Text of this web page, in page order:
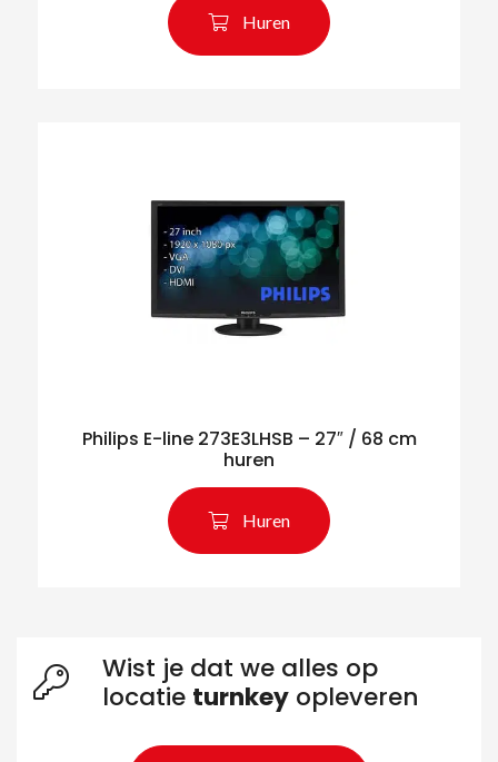
Huren
Philips E-line 273E3LHSB – 27″ / 68 cm
huren
Huren
Wist je dat we alles op
locatie turnkey opleveren
Zoeken naar producten